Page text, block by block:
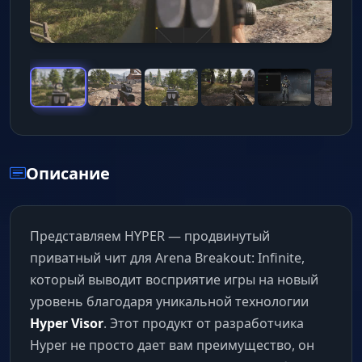
Описание
Представляем HYPER — продвинутый
приватный чит для Arena Breakout: Infinite,
который выводит восприятие игры на новый
уровень благодаря уникальной технологии
Hyper Visor. Этот продукт от разработчика
Hyper не просто дает вам преимущество, он